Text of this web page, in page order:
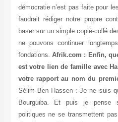
démocratie n’est pas faite pour
faudrait rédiger notre propre
baser sur un simple copié-collé
ne pouvons continuer
fondations. Afrik.com : Enfin,
est votre lien de famille avec
votre rapport au nom du
Sélim Ben Hassen : Je ne suis
Bourguiba. Et puis je pense
politiques ne se transmettent